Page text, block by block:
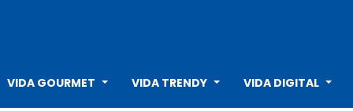
VIDA GOURMET VIDA TRENDY VIDA DIGITAL